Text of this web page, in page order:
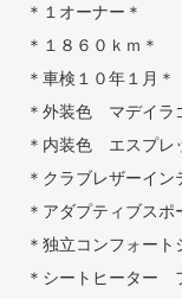
＊１オーナー＊
＊１８６０ｋｍ＊
＊車検１０年１月＊
＊外装色 マデイラ
＊内装色 エスプレ
＊クラブレザーイン
＊アダプティブス
＊独立コンフォー
＊シートヒーター